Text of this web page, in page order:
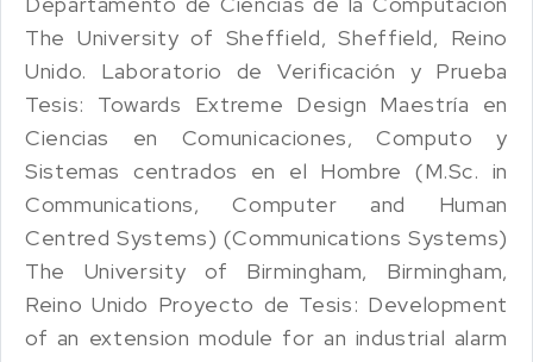
The University of Sheffield, Sheffield, Reino
Unido. Laboratorio de Verificación y Prueba
Tesis: Towards Extreme Design Maestría en
Ciencias en Comunicaciones, Computo y
Sistemas centrados en el Hombre (M.Sc. in
Communications, Computer and Human
Centred Systems) (Communications Systems)
The University of Birmingham, Birmingham,
Reino Unido Proyecto de Tesis: Development
of an extension module for an industrial alarm